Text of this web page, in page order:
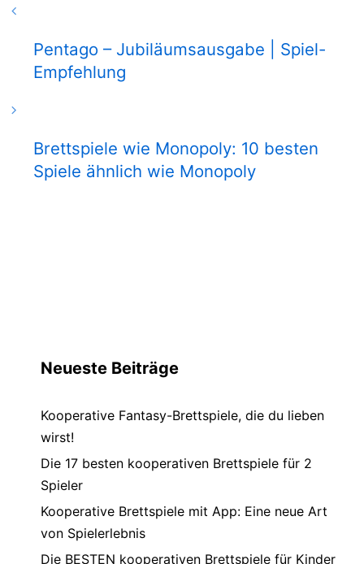
Pentago – Jubiläumsausgabe | Spiel-
Empfehlung
Brettspiele wie Monopoly: 10 besten
Spiele ähnlich wie Monopoly
Neueste Beiträge
Kooperative Fantasy-Brettspiele, die du lieben
wirst!
Die 17 besten kooperativen Brettspiele für 2
Spieler
Kooperative Brettspiele mit App: Eine neue Art
von Spielerlebnis
Die BESTEN kooperativen Brettspiele für Kinder